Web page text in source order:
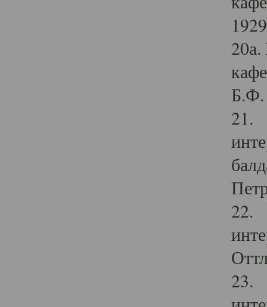
Б.Ф.
21.
22.
23.